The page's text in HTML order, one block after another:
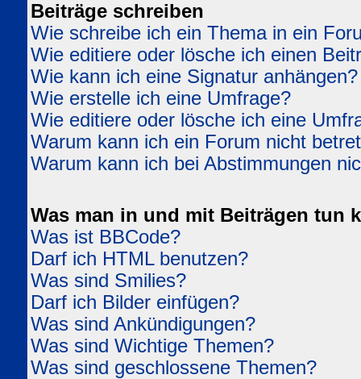
Beiträge schreiben
Wie schreibe ich ein Thema in ein
Wie editiere oder lösche ich einen
Wie kann ich eine Signatur anhängen?
Wie erstelle ich eine Umfrage?
Wie editiere oder lösche ich eine
Warum kann ich ein Forum nicht
Warum kann ich bei Abstimmungen
Was man in und mit Beiträgen tun
Was ist BBCode?
Darf ich HTML benutzen?
Was sind Smilies?
Darf ich Bilder einfügen?
Was sind Ankündigungen?
Was sind Wichtige Themen?
Was sind geschlossene Themen?